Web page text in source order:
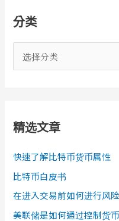
分类
类
精选文章
快速了解比特币货币属性
比特币白皮书
在进入交易前如何进行风
美联储是如何通过控制货